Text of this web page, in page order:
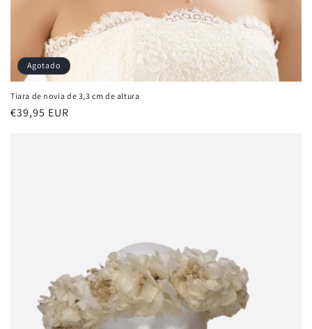
Agotado
Tiara de novia de 3,3 cm de altura
Precio
€39,95 EUR